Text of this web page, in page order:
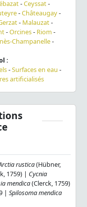
-Ceyssat-
-Châteaugay-
- Malauzat-
-Orcines- Riom -
Champanelle-
:
-Surfaces en eau -
artificialisés
rustica(Hübner,
1759) | Cycnia
mendica(Clerck, 1759)
| Spilosoma mendica